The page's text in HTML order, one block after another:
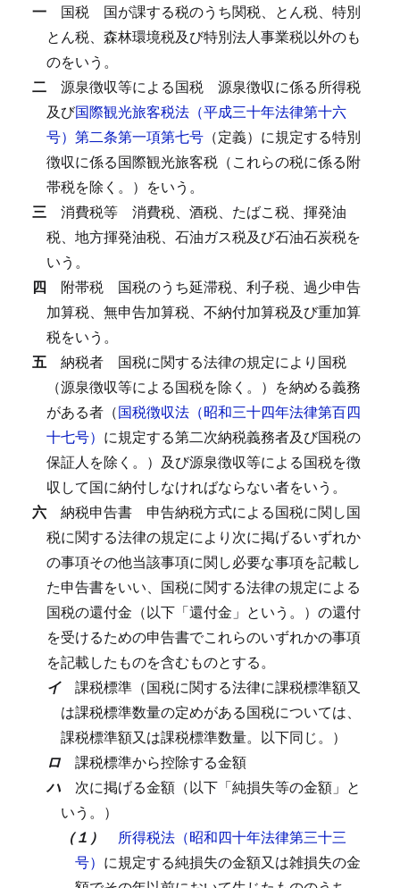
一 国税
国が課する税のうち関税、とん税、特別
とん税、森林環境税及び特別法人事業税以外のも
のをいう。
二 源泉徴収等による国税
源泉徴収に係る所得税
及び国際観光旅客税法（平成三十年法律第十六
号）第二条第一項第七号 （定義）に規定する特別
徴収に係る国際観光旅客税（これらの税に係る附
帯税を除く。）をいう。
三 消費税等
消費税、酒税、たばこ税、揮発油
税、地方揮発油税、石油ガス税及び石油石炭税を
いう。
四 附帯税
国税のうち延滞税、利子税、過少申告
加算税、無申告加算税、不納付加算税及び重加算
税をいう。
五 納税者
国税に関する法律の規定により国税
（源泉徴収等による国税を除く。）を納める義務
がある者（国税徴収法（昭和三十四年法律第百四
十七号） に規定する第二次納税義務者及び国税の
保証人を除く。）及び源泉徴収等による国税を徴
収して国に納付しなければならない者をいう。
六 納税申告書
申告納税方式による国税に関し国
税に関する法律の規定により次に掲げるいずれか
の事項その他当該事項に関し必要な事項を記載し
た申告書をいい、国税に関する法律の規定による
国税の還付金（以下「還付金」という。）の還付
を受けるための申告書でこれらのいずれかの事項
を記載したものを含むものとする。
イ 課税標準（国税に関する法律に課税標準額又
は課税標準数量の定めがある国税については、
課税標準額又は課税標準数量。以下同じ。）
ロ 課税標準から控除する金額
ハ 次に掲げる金額（以下「純損失等の金額」と
いう。）
（１） 所得税法（昭和四十年法律第三十三
号） に規定する純損失の金額又は雑損失の金